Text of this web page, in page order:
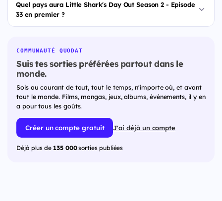
Quel pays aura Little Shark's Day Out Season 2 - Episode
33 en premier ?
COMMUNAUTÉ QUODAT
Suis tes sorties préférées partout dans le
monde.
Sois au courant de tout, tout le temps, n'importe où, et avant
tout le monde. Films, mangas, jeux, albums, événements, il y en
a pour tous les goûts.
Créer un compte gratuit J'ai déjà un compte
Déjà plus de 135 000sorties publiées